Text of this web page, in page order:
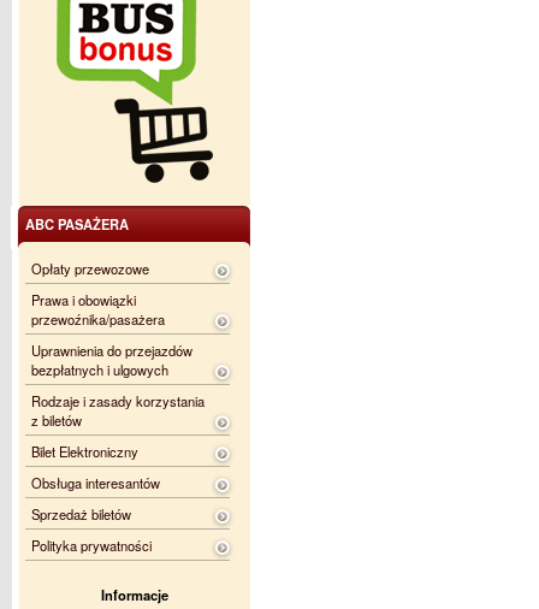
ABC PASAŻERA
Opłaty przewozowe
Prawa i obowiązki
przewoźnika/pasażera
Uprawnienia do przejazdów
bezpłatnych i ulgowych
Rodzaje i zasady korzystania
z biletów
Bilet Elektroniczny
Obsługa interesantów
Sprzedaż biletów
Polityka prywatności
Informacje